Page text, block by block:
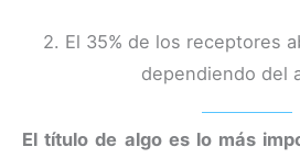
2. El 35% de los receptores
dependiendo del
El título de algo es lo más